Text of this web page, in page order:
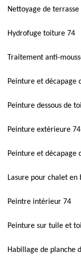
Nettoyage de terrasse
Hydrofuge toiture 74
Traitement anti-
Peinture et décapage
Peinture dessous de
Peinture extérieure 74
Peinture et décapage
Lasure pour chalet en
Peintre intérieur 74
Peinture sur tuile et
Habillage de planche